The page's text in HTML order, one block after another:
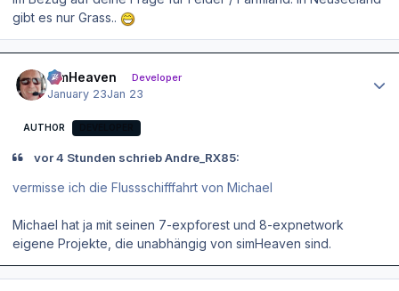
gibt es nur Grass..
simHeaven Developer
January 23Jan 23
AUTHOR
vor 4 Stunden schrieb Andre_RX85:
vermisse ich die Flussschifffahrt von Michael
Michael hat ja mit seinen 7-expforest und 8-expnetwork
eigene Projekte, die unabhängig von simHeaven sind.